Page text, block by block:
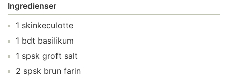
Ingredienser
1 skinkeculotte
1 bdt basilikum
1 spsk groft salt
2 spsk brun farin